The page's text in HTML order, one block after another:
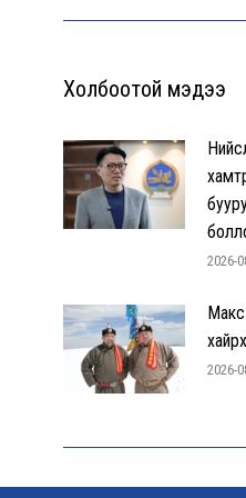
Холбоотой мэдээ
2026-
Макс
2026-